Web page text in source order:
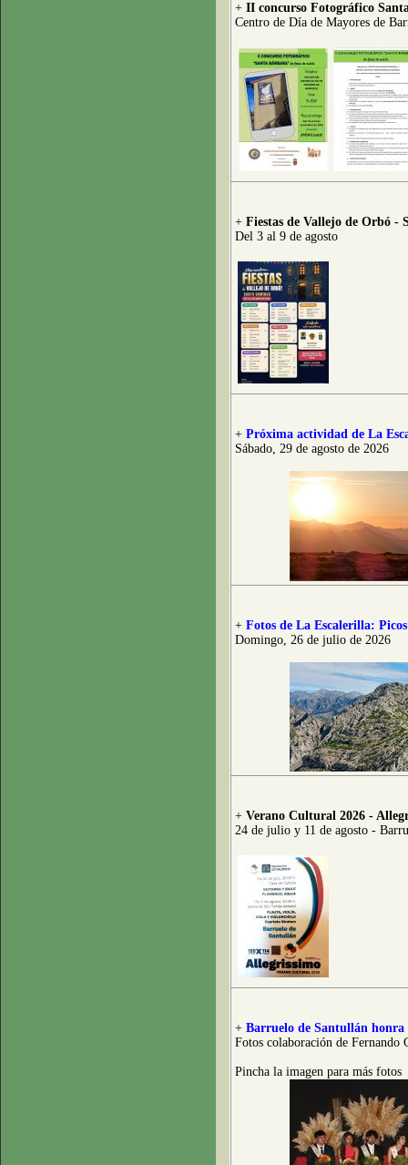
+ II concurso Fotográfico
Centro de Día de Mayores de
+ Fiestas de Vallejo de Orbó -
Del 3 al 9 de agosto
+ Próxima actividad de La
Sábado, 29 de agosto de 2026
+ Fotos de La Escalerilla:
Domingo, 26 de julio de 2026
+ Verano Cultural 2026 -
24 de julio y 11 de agosto -
+ Barruelo de Santullán honra
Fotos colaboración de Fernando
Pincha la imagen para más fotos